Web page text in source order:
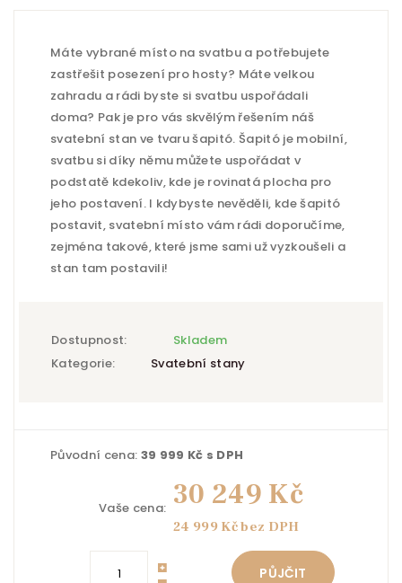
Máte vybrané místo na svatbu a potřebujete
zastřešit posezení pro hosty? Máte velkou
zahradu a rádi byste si svatbu uspořádali
doma? Pak je pro vás skvělým řešením náš
svatební stan ve tvaru šapitó. Šapitó je mobilní,
svatbu si díky němu můžete uspořádat v
podstatě kdekoliv, kde je rovinatá plocha pro
jeho postavení. I kdybyste nevěděli, kde šapitó
postavit, svatební místo vám rádi doporučíme,
zejména takové, které jsme sami už vyzkoušeli a
stan tam postavili!
Dostupnost:
Skladem
Kategorie:
Svatební stany
Původní cena: 39 999 Kč s DPH
Vaše cena: 30 249 Kč
24 999 Kč bez DPH
PŮJČIT